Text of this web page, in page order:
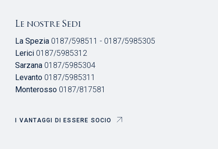
Le nostre Sedi
La Spezia 0187/598511 - 0187/5985305
Lerici 0187/5985312
Sarzana 0187/5985304
Levanto 0187/5985311
Monterosso 0187/817581
I VANTAGGI DI ESSERE SOCIO